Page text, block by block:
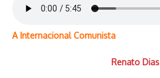
A Internacional Comunista
Renato Dias